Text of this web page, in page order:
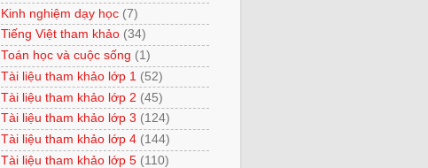
Kinh nghiệm dạy học (7)
Tiếng Việt tham khảo (34)
Toán học và cuộc sống (1)
Tài liệu tham khảo lớp 1 (52)
Tài liệu tham khảo lớp 2 (45)
Tài liệu tham khảo lớp 3 (124)
Tài liệu tham khảo lớp 4 (144)
Tài liệu tham khảo lớp 5 (110)